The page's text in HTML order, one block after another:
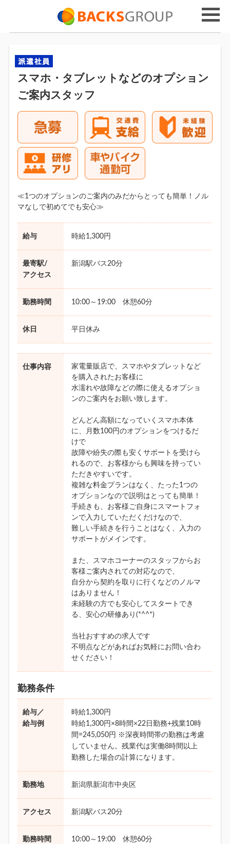
スマホ・タブレットなどのオプション
ご案内スタッフ
≪1つのオプションのご案内のみだからとっても簡単！ノル
マなしで初めてでも安心≫
給与 時給1,300円
最寄駅/
アクセス
新潟駅バス20分
勤務時間 10:00～19:00 休憩60分
休日 平日休み
仕事内容
家電量販店で、スマホやタブレットなど
を購入されたお客様に
水濡れや故障などの際に使えるオプショ
ンのご案内をお願い致します。
どんどん高額になっていくスマホ本体
に、月数100円のオプションをつけるだ
けで
故障や紛失の際も安くサポートを受けら
れるので、お客様からも興味を持ってい
ただきやすいです。
複雑な料金プランはなく、たった1つの
オプションなので説明はとっても簡単！
手続きも、お客様ご自身にスマートフォ
ンで入力していただくだけなので、
難しい手続きを行うことはなく、入力の
サポートがメインです。
また、スマホコーナーのスタッフからお
客様ご案内されての対応なので、
自分から契約を取りに行くなどのノルマ
はありません！
未経験の方でも安心してスタートでき
る、安心の研修あり(*^^*)
当社おすすめの求人です
不明点などがあればお気軽にお問い合わ
せください！
勤務条件
給与／
給与例
時給1,300円
時給1,300円×8時間×22日勤務+残業10時
間=245,050円 ※深夜時間帯の勤務は考慮
していません。残業代は実働8時間以上
勤務した場合の計算になります。
勤務地 新潟県新潟市中央区
アクセス 新潟駅バス20分
勤務時間
10:00～19:00 休憩60分